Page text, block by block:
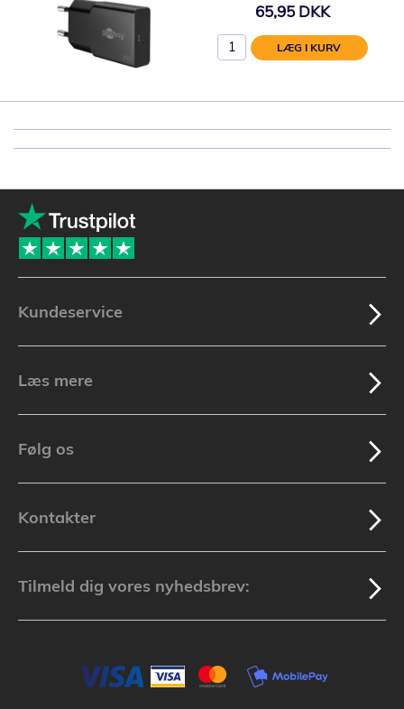
65,95 DKK
LÆG I KURV
Kundeservice
Læs mere
Følg os
Kontakter
Tilmeld dig vores nyhedsbrev: